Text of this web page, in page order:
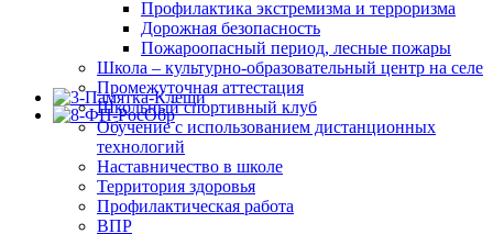
Профилактика экстремизма и терроризма
Дорожная безопасность
Пожароопасный период, лесные пожары
Школа – культурно-образовательный центр на селе
Промежуточная аттестация
Школьный спортивный клуб
Обучение с использованием дистанционных
технологий
Наставничество в школе
Территория здоровья
Профилактическая работа
ВПР